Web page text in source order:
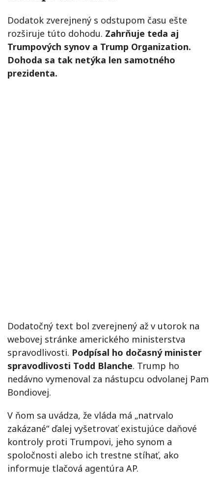
Dodatok zverejnený s odstupom času ešte
rozširuje túto dohodu. Zahrňuje teda aj
Trumpových synov a Trump Organization.
Dohoda sa tak netýka len samotného
prezidenta.
Dodatočný text bol zverejnený až v utorok na
webovej stránke amerického ministerstva
spravodlivosti. Podpísal ho dočasný minister
spravodlivosti Todd Blanche. Trump ho
nedávno vymenoval za nástupcu odvolanej Pam
Bondiovej.
V ňom sa uvádza, že vláda má „natrvalo
zakázané“ ďalej vyšetrovať existujúce daňové
kontroly proti Trumpovi, jeho synom a
spoločnosti alebo ich trestne stíhať, ako
informuje tlačová agentúra AP.